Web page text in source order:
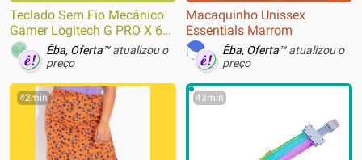
Teclado Sem Fio Mecânico
Gamer Logitech G PRO X 60
Lightspeed, RGB, Bluetooth,
Compatível com Windows,
Preto - 920-011902
Êba, Oferta™atualizou o
preço
Macaquinho Unissex
Essentials Marrom
Êba, Oferta™atualizou o
preço
42min 43min